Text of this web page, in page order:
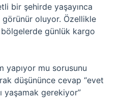
bir şehirde yaşayınca
oluyor. Özellikle
günlük kargo
yapıyor mu sorusunu
düşününce cevap “evet
yaşamak gerekiyor”